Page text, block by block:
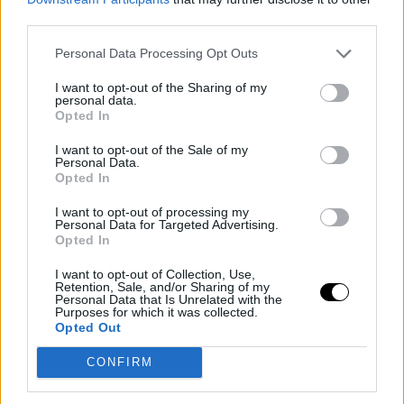
Personal Data Processing Opt Outs
I want to opt-out of the Sharing of my
personal data.
Opted In
I want to opt-out of the Sale of my
Personal Data.
Opted In
I want to opt-out of processing my
Personal Data for Targeted Advertising.
Opted In
I want to opt-out of Collection, Use,
Retention, Sale, and/or Sharing of my
Personal Data that Is Unrelated with the
Purposes for which it was collected.
Opted Out
CONFIRM
APG — 1.2 ➡️ 3.5
SPG — 0.5 ➡️ 1.2
FG% — 49.1 ➡️ 51.5
3P% — 28.8 ➡️ 36.4
FT% — 62.8 ➡️ 72.0
Most Improved Player? https://t.co/SLaW8Qj8sO
— StatMuse (@statmuse)
Su eclosión está suscitando una gran atención
mediática enAtlanta Hawks, deseosos de aferrarse a
algo en lo que creer de cara al futuro. Son conscientes
de la importancia que tendría para ellos disputar el play-
in, para ir dotando de experiencias competitivas